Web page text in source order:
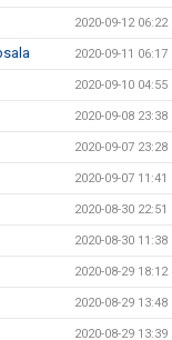
2020-09-12 06:22
2020-09-11 06:17
2020-09-10 04:55
2020-09-08 23:38
2020-09-07 23:28
2020-09-07 11:41
2020-08-30 22:51
2020-08-30 11:38
2020-08-29 18:12
2020-08-29 13:48
2020-08-29 13:39